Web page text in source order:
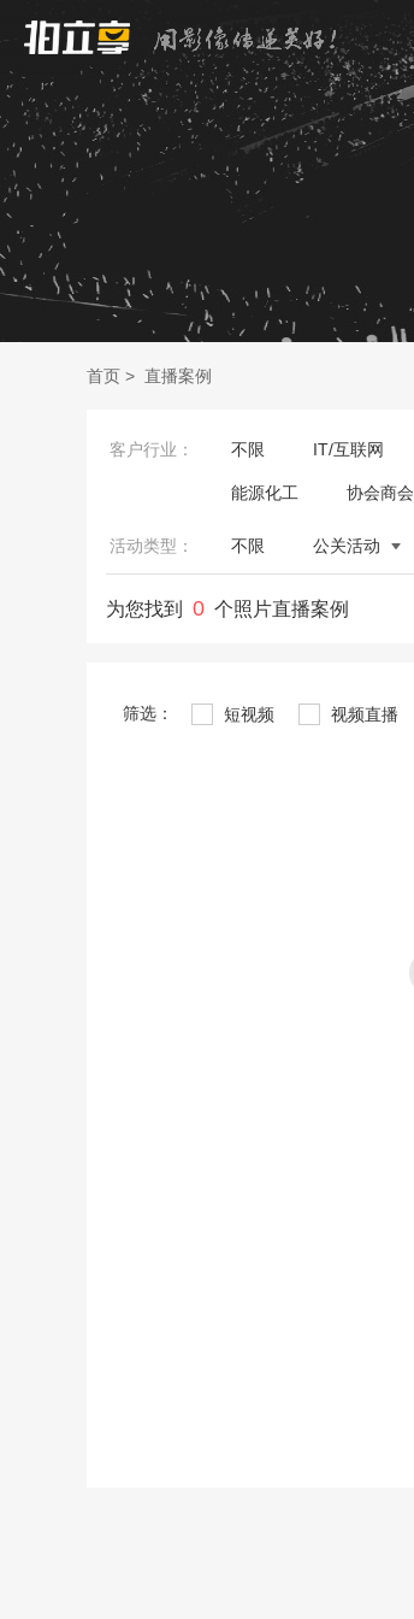
首页 > 直播案例
客户行业： 不限 IT/互联网
能源化工 协会商会
活动类型： 不限 公关活动
为您找到 0 个照片直播案例
筛选： 短视频 视频直播